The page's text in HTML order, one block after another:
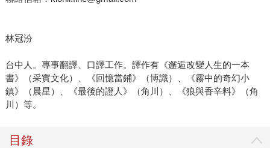
林冠汾
台中人。專事翻譯、口譯工作。譯作有《邂逅改變人生的一本
書》（采實文化）、《回憶當鋪》（博識）、《霧中的奇幻小
鎮》（晨星）、《最後的證人》（角川）、《狼與香辛料》（角
川）等。
目錄